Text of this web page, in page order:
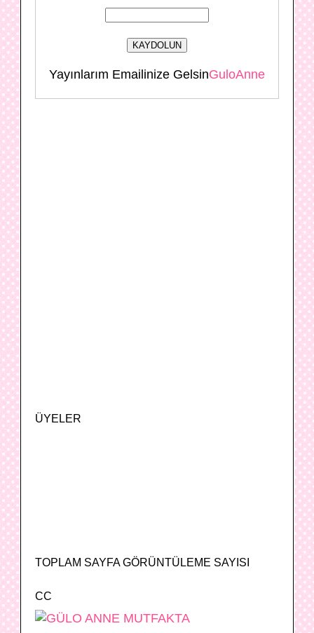
Yayınlarım Emailinize GelsinGuloAnne
ÜYELER
TOPLAM SAYFA GÖRÜNTÜLEME SAYISI
CC